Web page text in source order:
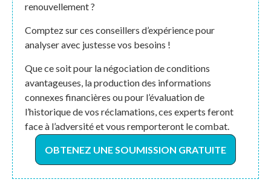
renouvellement ?
Comptez sur ces conseillers d’expérience pour
analyser avec justesse vos besoins !
Que ce soit pour la négociation de conditions
avantageuses, la production des informations
connexes financières ou pour l’évaluation de
l’historique de vos réclamations, ces experts feront
face à l’adversité et vous remporteront le combat.
OBTENEZ UNE SOUMISSION GRATUITE